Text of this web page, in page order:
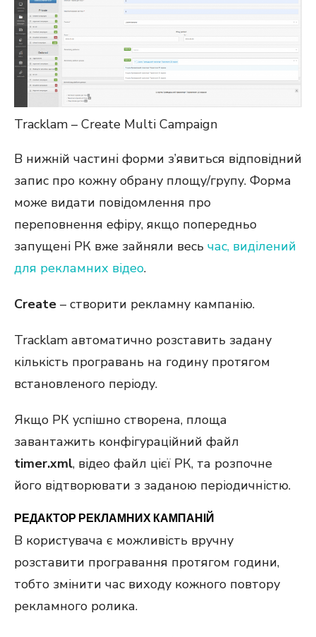
Tracklam – Create Multi Campaign
В нижній частині форми з’явиться відповідний
запис про кожну обрану площу/групу. Форма
може видати повідомлення про
переповнення ефіру, якщо попередньо
запущені РК вже зайняли весь час, виділений
для рекламних відео.
Create – створити рекламну кампанію.
Tracklam автоматично розставить задану
кількість програвань на годину протягом
встановленого періоду.
Якщо РК успішно створена, площа
завантажить конфігураційний файл
timer.xml, відео файл цієї РК, та розпочне
його відтворювати з заданою періодичністю.
РЕДАКТОР РЕКЛАМНИХ КАМПАНІЙ
В користувача є можливість вручну
розставити програвання протягом години,
тобто змінити час виходу кожного повтору
рекламного ролика.